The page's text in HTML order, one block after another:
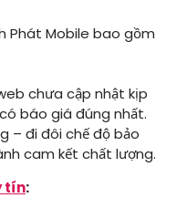
Phát Mobile bao gồm
chưa cập nhật kịp
báo giá đúng nhất.
– đi đôi chế độ bảo
cam kết chất lượng.
tín: